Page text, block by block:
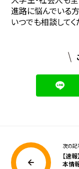
進路に悩んでいる
いつでも相談して
次の記
【速
本情